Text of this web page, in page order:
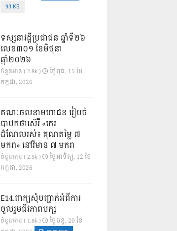
93 KB
ទស្សនាវដ្ដីប្រជាជន ឆ្នាំទី២៦
លេខ៣០១ ខែមិថុនា
ឆ្នាំ២០២៦
ចំនួនអាន ( 2.8k )
ថ្ងៃ​ពុធ, 15 ខែ​
កក្កដា, 2026
គណៈចលនាមហាជន រៀបចំ
បាឋកថាស៊េរី «កេរ
ដំណែលរស់៖ គុណតម្លៃ ៧
មករា» នៅវិមាន ៧ មករា
ចំនួនអាន ( 2.5k )
ថ្ងៃ​អាទិត្យ, 12 ខែ​
កក្កដា, 2026
E14.ពាក្យសុំបញ្ជាក់អំពីការ
ចូលរួមជីវភាពបក្ស
ចំនួនអាន ( 1.8k )
ថ្ងៃ​ចន្ទ, 20 ខែ​